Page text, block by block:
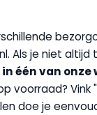
Als je niet altijd
één van onze
voorraad?
doe je